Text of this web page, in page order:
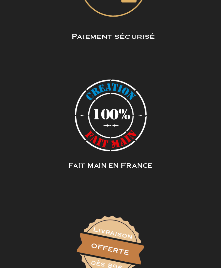
Paiement sécurisé
Fait main en France